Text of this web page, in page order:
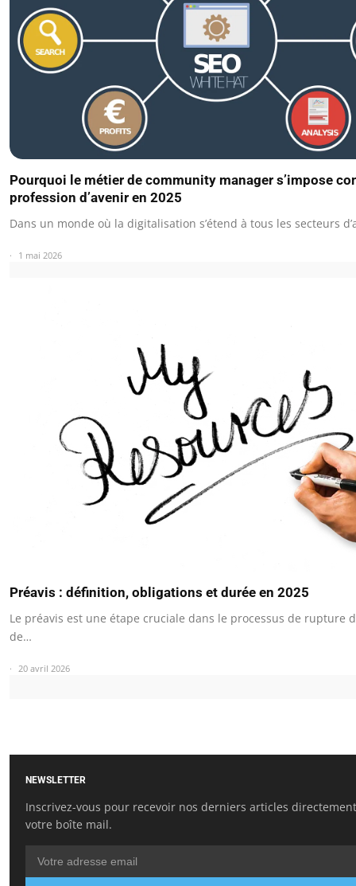
Pourquoi le métier de community manager s’impose
profession d’avenir en 2025
Dans un monde où la digitalisation s’étend à tous les secteurs
1 mai 2026
Préavis : définition, obligations et durée en 2025
Le préavis est une étape cruciale dans le processus de rupture
de…
20 avril 2026
NEWSLETTER
Inscrivez-vous pour recevoir nos derniers articles
votre boîte mail.